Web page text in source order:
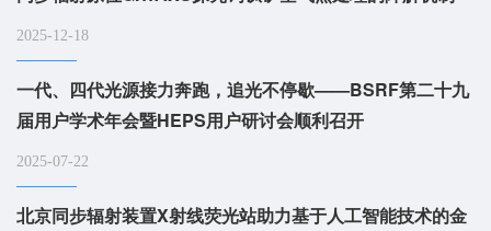
2025-12-18
一代、四代光源接力奔跑，追光不停歇——BSRF第二十九
届用户学术年会暨HEPS用户研讨会顺利召开
2025-07-22
北京同步辐射装置X射线荧光站助力基于人工智能技术的金